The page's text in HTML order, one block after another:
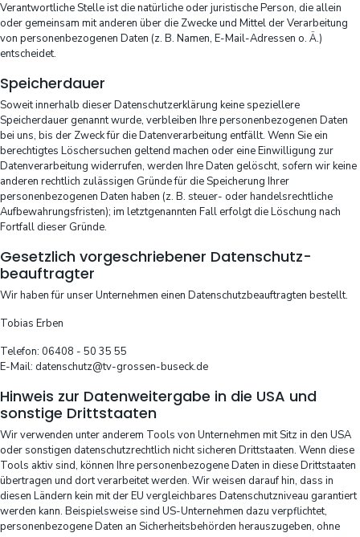
Verantwortliche Stelle ist die natürliche oder juristische Person, die allein
oder gemeinsam mit anderen über die Zwecke und Mittel der Verarbeitung
von personenbezogenen Daten (z. B. Namen, E-Mail-Adressen o. Ä.)
entscheidet.
Speicherdauer
Soweit innerhalb dieser Datenschutzerklärung keine speziellere
Speicherdauer genannt wurde, verbleiben Ihre personenbezogenen Daten
bei uns, bis der Zweck für die Datenverarbeitung entfällt. Wenn Sie ein
berechtigtes Löschersuchen geltend machen oder eine Einwilligung zur
Datenverarbeitung widerrufen, werden Ihre Daten gelöscht, sofern wir keine
anderen rechtlich zulässigen Gründe für die Speicherung Ihrer
personenbezogenen Daten haben (z. B. steuer- oder handelsrechtliche
Aufbewahrungsfristen); im letztgenannten Fall erfolgt die Löschung nach
Fortfall dieser Gründe.
Gesetzlich vorgeschriebener Datenschutz­
beauftragter
Wir haben für unser Unternehmen einen Datenschutzbeauftragten bestellt.
Tobias Erben
Telefon: 06408 - 50 35 55
E-Mail: datenschutz@tv-grossen-buseck.de
Hinweis zur Datenweitergabe in die USA und
sonstige Drittstaaten
Wir verwenden unter anderem Tools von Unternehmen mit Sitz in den USA
oder sonstigen datenschutzrechtlich nicht sicheren Drittstaaten. Wenn diese
Tools aktiv sind, können Ihre personenbezogene Daten in diese Drittstaaten
übertragen und dort verarbeitet werden. Wir weisen darauf hin, dass in
diesen Ländern kein mit der EU vergleichbares Datenschutzniveau garantiert
werden kann. Beispielsweise sind US-Unternehmen dazu verpflichtet,
personenbezogene Daten an Sicherheitsbehörden herauszugeben, ohne